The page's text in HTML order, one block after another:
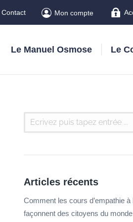
Contact Mon compte
Le Manuel Osmose Le
Articles récents
Comment les cours d’empathie à
façonnent des citoyens du